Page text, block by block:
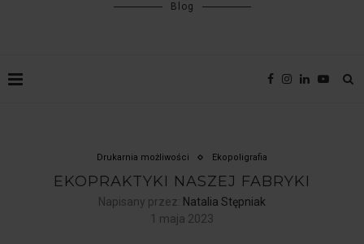
Blog
Drukarnia możliwości Ekopoligrafia
EKOPRAKTYKI NASZEJ FABRYKI
Napisany przez: Natalia Stępniak
1 maja 2023